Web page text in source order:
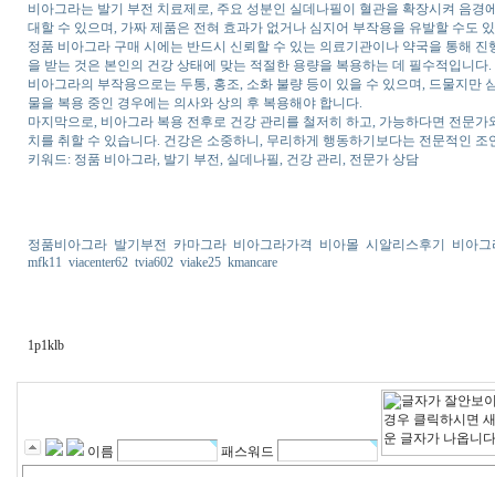
비아그라는 발기 부전 치료제로, 주요 성분인 실데나필이 혈관을 확장시켜 음
대할 수 있으며, 가짜 제품은 전혀 효과가 없거나 심지어 부작용을 유발할 수도
정품 비아그라 구매 시에는 반드시 신뢰할 수 있는 의료기관이나 약국을 통해
을 받는 것은 본인의 건강 상태에 맞는 적절한 용량을 복용하는 데 필수적입니다.
비아그라의 부작용으로는 두통, 홍조, 소화 불량 등이 있을 수 있으며, 드물지
물을 복용 중인 경우에는 의사와 상의 후 복용해야 합니다.
마지막으로, 비아그라 복용 전후로 건강 관리를 철저히 하고, 가능하다면 전문
치를 취할 수 있습니다. 건강은 소중하니, 무리하게 행동하기보다는 전문적인
키워드: 정품 비아그라, 발기 부전, 실데나필, 건강 관리, 전문가 상담
정품비아그라 발기부전 카마그라 비아그라가격 비아몰 시알리스후기
비아
mfk11 viacenter62 tvia602 viake25 kmancare
1p1klb
이름 패스워드